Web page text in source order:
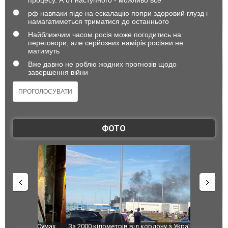
рф навпаки піде на ескалацію попри здоровий глузд і
намагатиметься триматися до останнього
Найближчим часом росія може погодитись на
переговори, але серйозних намірів росіяни не
матимуть
Вже давно не роблю жодних прогнозів щодо
завершення війни
ФОТО
За 2000 кілометрів від кордону з Україною: в
"Мої